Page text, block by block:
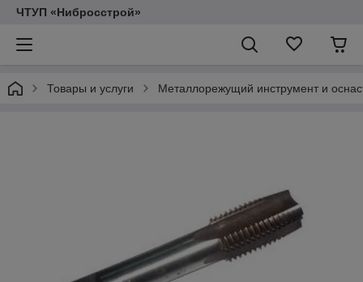
ЧТУП «Нибросстрой»
Товары и услуги Металлорежущий инструмент и